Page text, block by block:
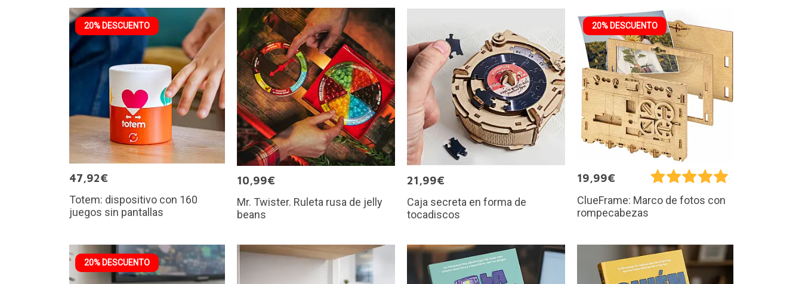
20% DESCUENTO
47,92€
Totem: dispositivo con 160
juegos sin pantallas
10,99€
Mr. Twister. Ruleta rusa de jelly
beans
21,99€
Caja secreta en forma de
tocadiscos
20% DESCUENTO
19,99€
ClueFrame: Marco de fotos con
rompecabezas
20% DESCUENTO